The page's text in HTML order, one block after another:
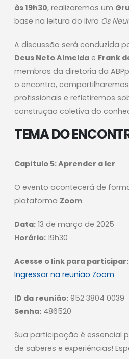
às 19h30, realizaremos um
base na leitura do livro Os
A discussão será conduzida
Deus Neto Almeida e Frank
membros da diretoria da
o encontro,
profissionais e refletiremos
construção coletiva do
TEMA DO
Capítulo 5: Aprender a ler
O evento acontecerá de
plataforma Zoom.
Data: 13 de março de 2025
Horário: 19h30
Acesse o link para participar:
Ingressar na reunião Zoom
ID da reunião: 952 3804 0039
Senha: 486520
Sua participação é essencial
de saberes e experiências!